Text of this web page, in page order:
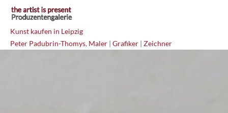
Kunst kaufen in Leipzig
Peter Padubrin-Thomys, Maler | Grafiker | Zeichner